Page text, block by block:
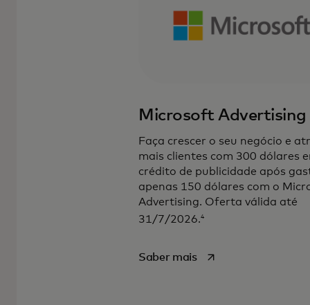
Microsoft Advertising
Faça crescer o seu negócio e
mais clientes com 300 dólares
crédito de publicidade após
apenas 150 dólares com o
Advertising. Oferta válida até
31/7/2026.4
Saber maisopens in a new tab